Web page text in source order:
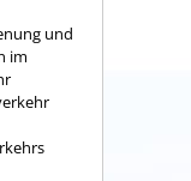
und
im